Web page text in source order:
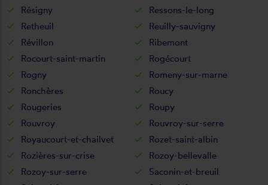
Résigny
Ressons-le-long
Retheuil
Reuilly-sauvigny
Révillon
Ribemont
Rocourt-saint-martin
Rogécourt
Rogny
Romeny-sur-marne
Ronchères
Roucy
Rougeries
Roupy
Rouvroy
Rouvroy-sur-serre
Royaucourt-et-chailvet
Rozet-saint-albin
Rozières-sur-crise
Rozoy-bellevalle
Rozoy-sur-serre
Saconin-et-breuil